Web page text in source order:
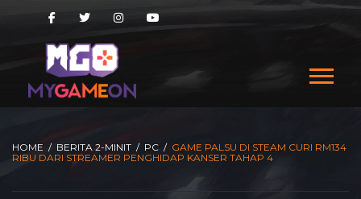
HOME / BERITA 2-MINIT / PC / GAME PALSU DI STEAM CURI RM134
RIBU DARI STREAMER PENGHIDAP KANSER TAHAP 4